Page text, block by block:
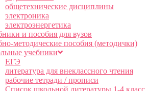
общетехнические дисциплины
электроника
электроэнергетика
и пособия для вузов
методические пособия (методички)
учебники
ЕГЭ
литература для внеклассного чтения
рабочие тетради / прописи
Список школьной литературы 1-4 класс